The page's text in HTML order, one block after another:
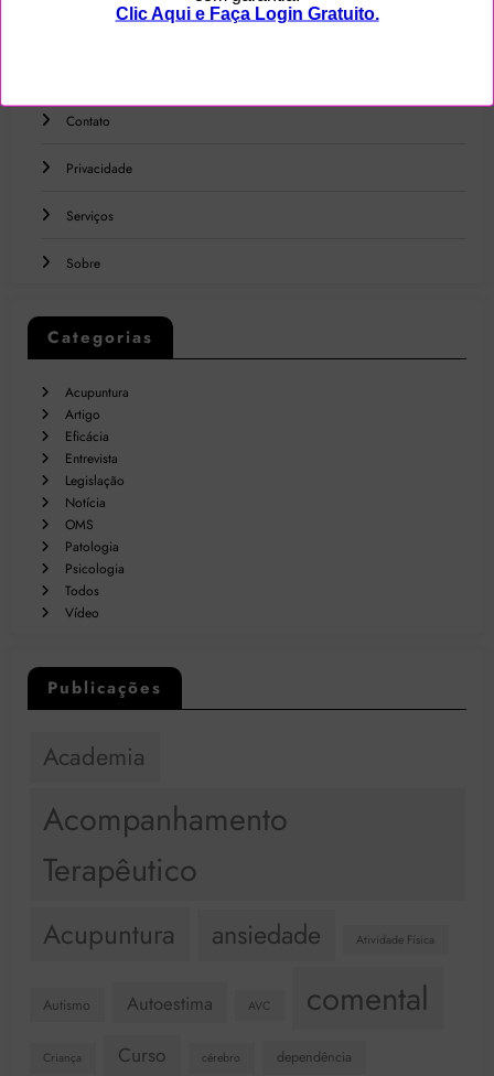
Contato
Privacidade
Serviços
Sobre
Categorias
Acupuntura
Artigo
Eficácia
Entrevista
Legislação
Notícia
OMS
Patologia
Psicologia
Todos
Vídeo
Publicações
Academia
Acompanhamento
Terapêutico
Acupuntura ansiedade Atividade Física
Autismo Autoestima AVC comental
Criança Curso cérebro dependência